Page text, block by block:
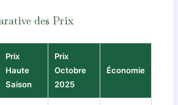
des Prix
Prix
Haute
Saison
Prix
Octobre
2025
Économie